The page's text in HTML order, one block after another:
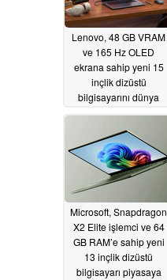
Lenovo, 48 GB VRAM
ve 165 Hz OLED
ekrana sahip yeni 15
inçlik dizüstü
bilgisayarını dünya
06/19/2026
Microsoft, Snapdragon
X2 Elite işlemci ve 64
GB RAM’e sahip yeni
13 inçlik dizüstü
bilgisayarı piyasaya